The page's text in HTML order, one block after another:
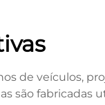
de veículos,
são fabricadas